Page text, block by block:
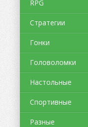
RPG
Стратегии
Гонки
Головоломки
Настольные
Спортивные
Разные